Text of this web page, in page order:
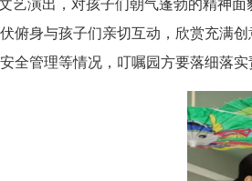
艺演出，对孩子们朝气蓬勃的精神
俯身与孩子们亲切互动，欣赏充满
全管理等情况，叮嘱园方要落细落实